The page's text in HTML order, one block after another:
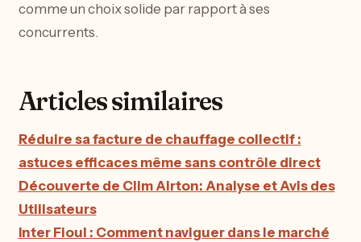
comme un choix solide par rapport à ses
concurrents.
Articles similaires
Réduire sa facture de chauffage collectif :
astuces efficaces même sans contrôle direct
Découverte de Clim Airton: Analyse et Avis des
Utilisateurs
Inter Fioul : Comment naviguer dans le marché